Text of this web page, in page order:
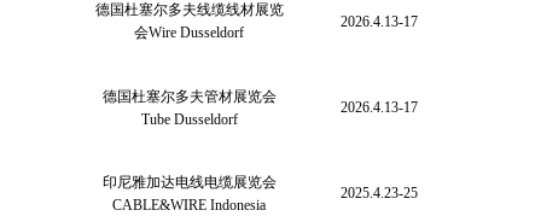
德国杜塞尔多夫线缆线材展览
会Wire Dusseldorf
2026.4.13-17
德国杜塞尔多夫管材展览会
Tube Dusseldorf
2026.4.13-17
印尼雅加达电线电缆展览会
CABLE&WIRE Indonesia
2025.4.23-25